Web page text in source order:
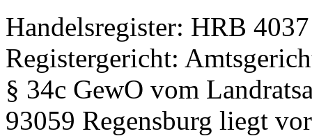
Handelsregister: HRB 4037
Registergericht:
§ 34c GewO vom
93059 Regensburg liegt